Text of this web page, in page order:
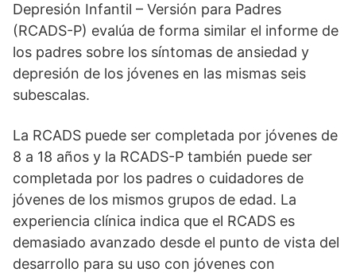
Depresión Infantil – Versión para Padres
(RCADS-P) evalúa de forma similar el informe de
los padres sobre los síntomas de ansiedad y
depresión de los jóvenes en las mismas seis
subescalas.
La RCADS puede ser completada por jóvenes de
8 a 18 años y la RCADS-P también puede ser
completada por los padres o cuidadores de
jóvenes de los mismos grupos de edad. La
experiencia clínica indica que el RCADS es
demasiado avanzado desde el punto de vista del
desarrollo para su uso con jóvenes con